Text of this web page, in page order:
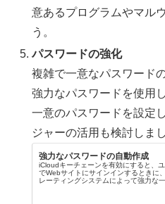
意あるプログラムやマル
う。
パスワードの強化
複雑で一意なパスワード
強力なパスワードを使用
一意のパスワードを設定
ジャーの活用も検討しま
強力なパスワードの自動作成
iCloudキーチェーンを有効にすると、
でWebサイトにサインインするときに
レーティングシステムによって強力な